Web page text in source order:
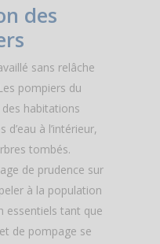
des
sans relâche
pompiers du
habitations
d’eau à l’intérieur,
tombés.
de prudence sur
à la population
essentiels tant que
de pompage se